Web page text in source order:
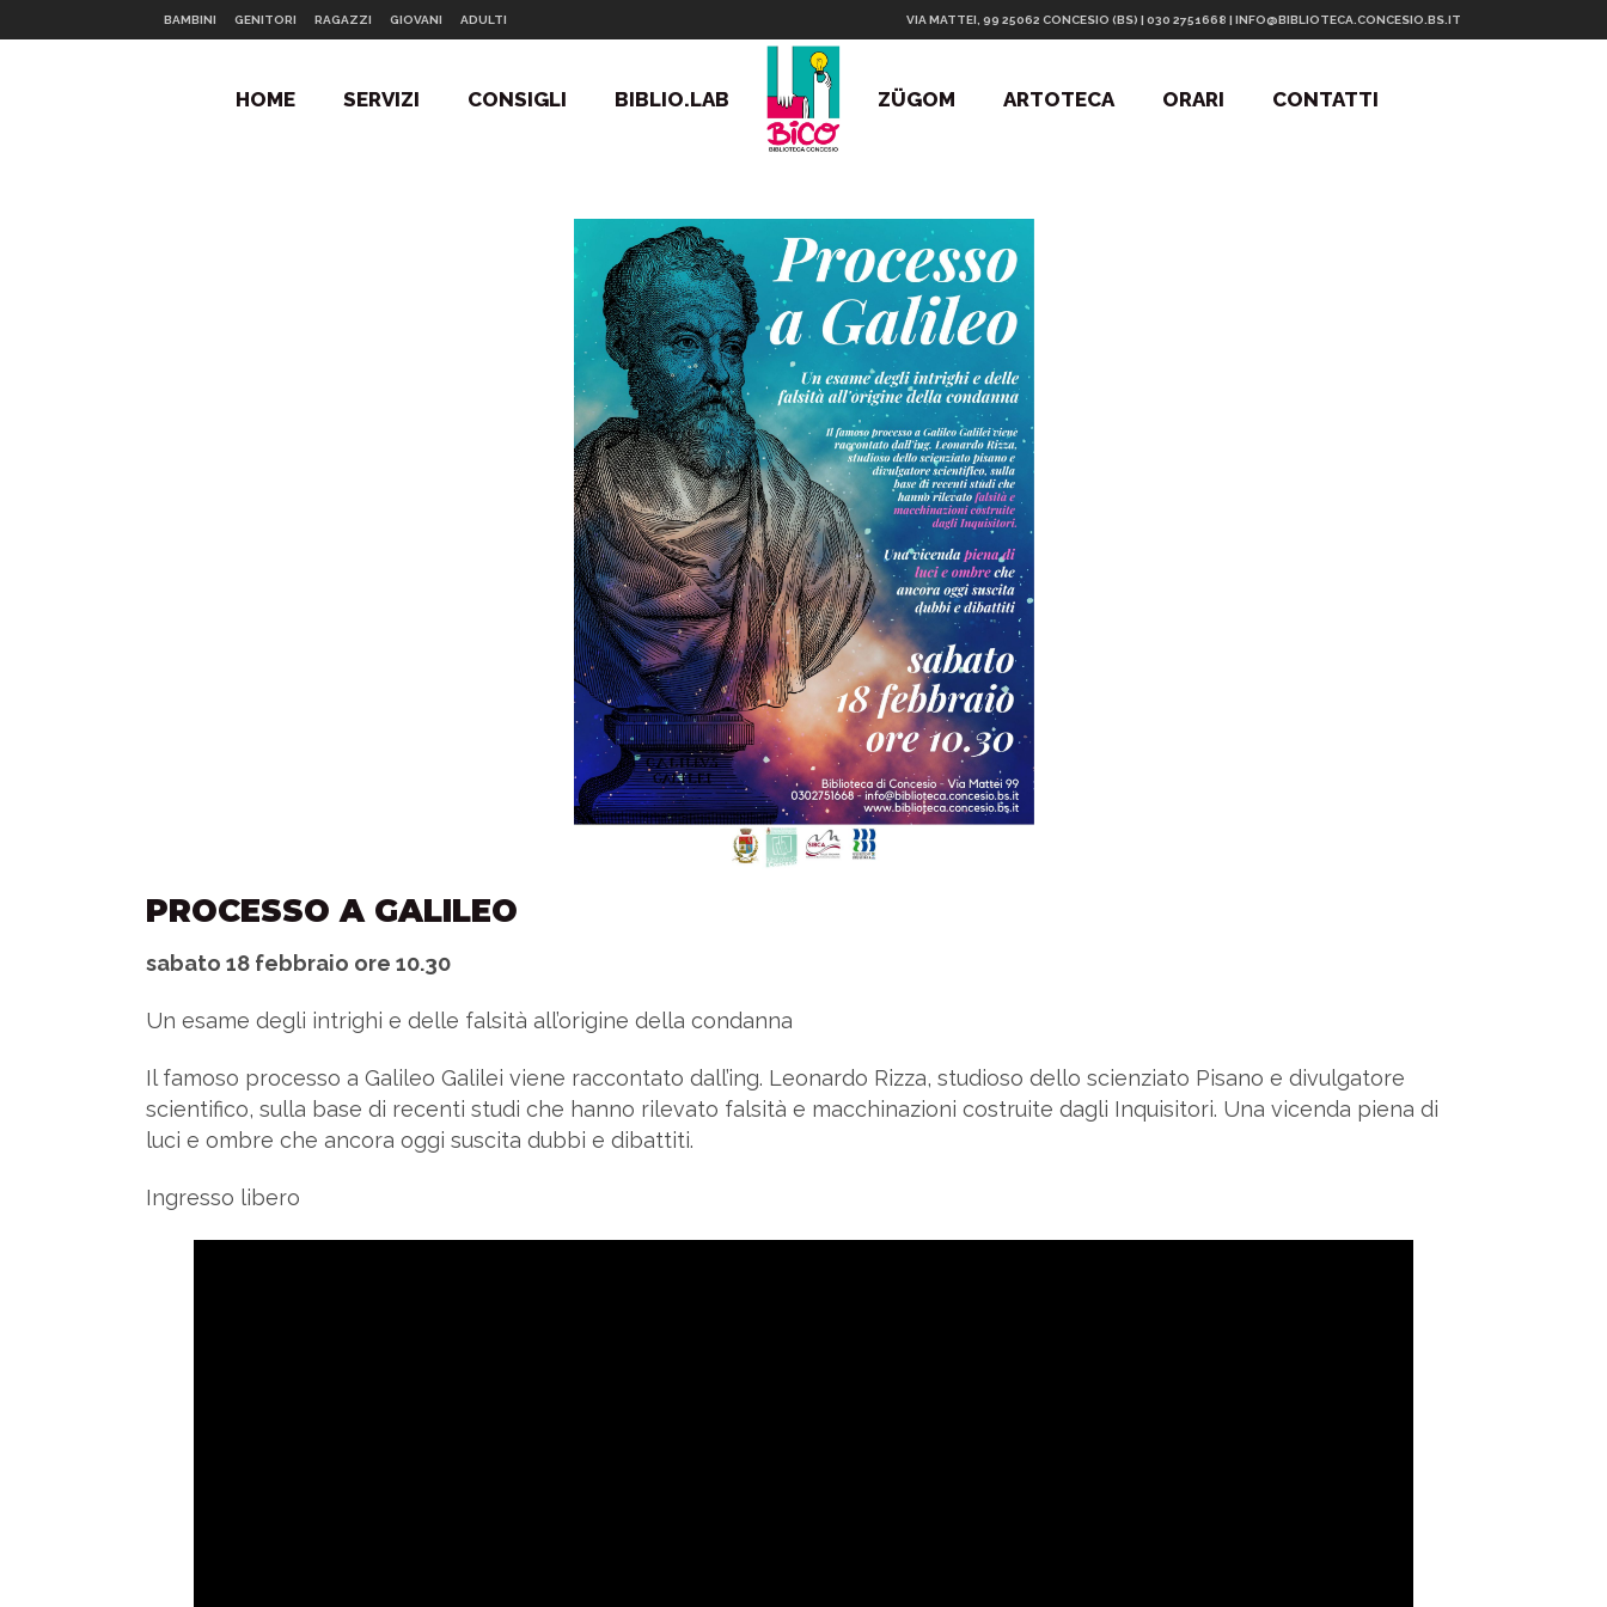
BAMBINI GENITORI RAGAZZI GIOVANI ADULTI VIA MATTEI, 99 25062 CONCESIO (BS) | 030 2751668 | INFO@BIBLIOTECA.CONCESIO.BS.IT
HOME SERVIZI CONSIGLI BIBLIO.LAB ZÜGOM ARTOTECA ORARI CONTATTI
PROCESSO A GALILEO
sabato 18 febbraio ore 10.30
Un esame degli intrighi e delle falsità all’origine della condanna
Il famoso processo a Galileo Galilei viene raccontato dall’ing. Leonardo Rizza, studioso dello scienziato Pisano e divulgatore
scientifico, sulla base di recenti studi che hanno rilevato falsità e macchinazioni costruite dagli Inquisitori. Una vicenda piena di
luci e ombre che ancora oggi suscita dubbi e dibattiti.
Ingresso libero